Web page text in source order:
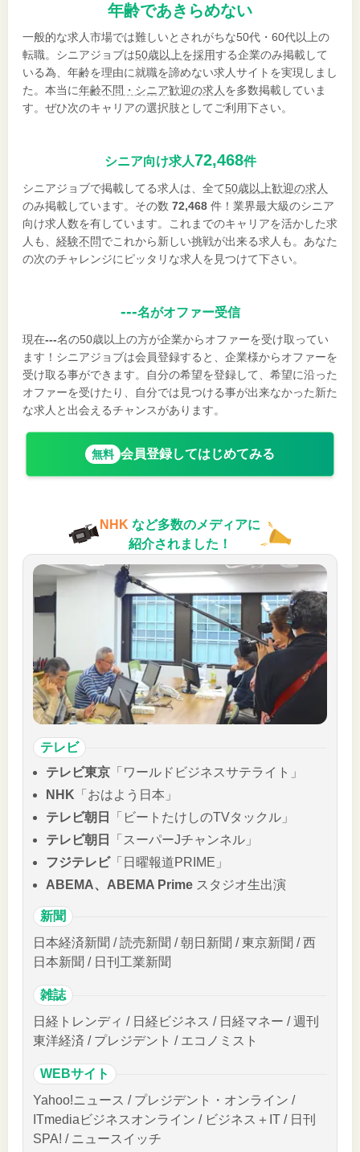
年齢であきらめない
一般的な求人市場では難しいとされがちな50代・60代以上の
転職。シニアジョブは50歳以上を採用する企業のみ掲載して
いる為、年齢を理由に就職を諦めない求人サイトを実現しまし
た。本当に年齢不問・シニア歓迎の求人 を多数掲載していま
す。ぜひ次のキャリアの選択肢としてご利用下さい。
シニア向け求人72,468件
シニアジョブで掲載してる求人は、全て50歳以上歓迎の求人
のみ掲載しています。その数 72,468 件！業界最大級のシニア
向け求人数を有しています。これまでのキャリアを活かした求
人も、 経験不問でこれから新しい挑戦が出来る求人も。あなた
の次のチャレンジにピッタリな求人を見つけて下さい。
---名がオファー受信
現在---名の50歳以上の方が企業からオファーを受け取ってい
ます！シニアジョブは会員登録すると、企業様からオファーを
受け取る事ができます。自分の希望を登録して、希望に沿った
オファーを受けたり、自分では見つける事が出来なかった新た
な求人と出会えるチャンスがあります。
無料 会員登録してはじめてみる
NHK など多数のメディアに
紹介されました！
テレビ
テレビ東京 「ワールドビジネスサテライト」
NHK 「おはよう日本」
テレビ朝日
「ビートたけしのTVタックル」
テレビ朝日
「スーパーJチャンネル」
フジテレビ「日曜報道PRIME」
ABEMA、ABEMA Prime スタジオ生出演
新聞
日本経済新聞 / 読売新聞 / 朝日新聞 / 東京新聞 / 西
日本新聞 / 日刊工業新聞
雑誌
日経トレンディ / 日経ビジネス / 日経マネー / 週刊
東洋経済 / プレジデント / エコノミスト
WEBサイト
Yahoo!ニュース / プレジデント・オンライン /
ITmediaビジネスオンライン / ビジネス＋IT / 日刊
SPA! / ニュースイッチ